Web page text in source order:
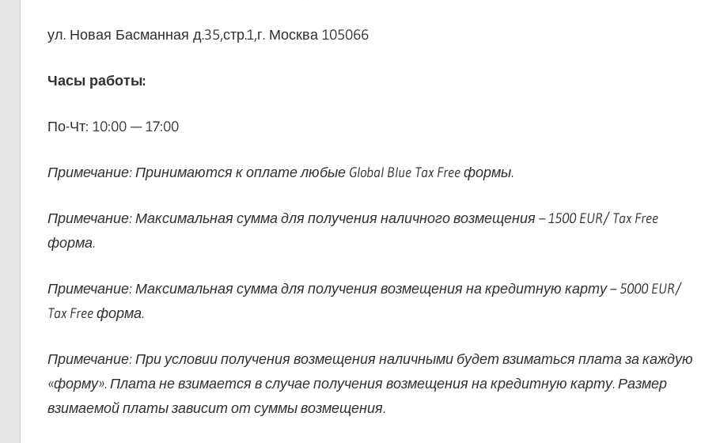
ул. Новая Басманная д.35,стр.1,г. Москва 105066
Часы работы:
По-Чт: 10:00 — 17:00
Примечание: Принимаются к оплате любые Global Blue Tax Free формы.
Примечание: Максимальная сумма для получения наличного возмещения – 1500 EUR/ Tax Free
форма.
Примечание: Максимальная сумма для получения возмещения на кредитную карту – 5000 EUR/
Tax Free форма.
Примечание: При условии получения возмещения наличными будет взиматься плата за каждую
«форму». Плата не взимается в случае получения возмещения на кредитную карту. Размер
взимаемой платы зависит от суммы возмещения.